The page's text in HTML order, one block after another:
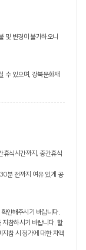
및 변경이 불가하오니
수 있으며, 강북문화재
휴식시간까지, 중간휴식
분 전까지 여유 있게 공
인해주시기 바랍니다.
지참하시기 바랍니다. 할
지참 시 정가에 대한 차액